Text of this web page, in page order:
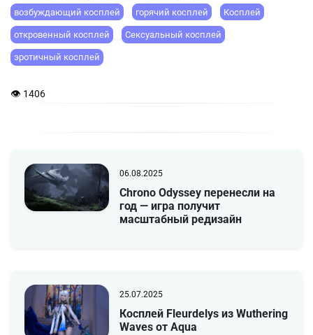
возбуждающий косплей горячий косплей Косплей
откровенный косплей Сексуальный косплей
эротичный косплей
👁 1406
06.08.2025
Chrono Odyssey перенесли на
год — игра получит
масштабный редизайн
25.07.2025
Косплей Fleurdelys из Wuthering
Waves от Aqua